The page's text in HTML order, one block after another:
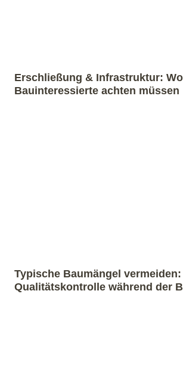
Erschließung & Infrastruktur:
Bauinteressierte achten müssen
Typische Baumängel vermeiden:
Qualitätskontrolle während der